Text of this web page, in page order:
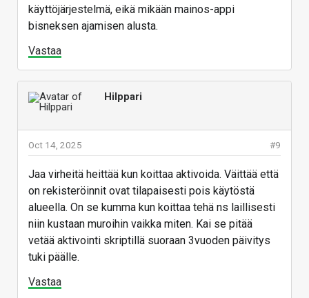
käyttöjärjestelmä, eikä mikään mainos-appi
bisneksen ajamisen alusta.
Vastaa
Hilppari
#9
Oct 14, 2025
Jaa virheitä heittää kun koittaa aktivoida. Väittää että
on rekisteröinnit ovat tilapaisesti pois käytöstä
alueella. On se kumma kun koittaa tehä ns laillisesti
niin kustaan muroihin vaikka miten. Kai se pitää
vetää aktivointi skriptillä suoraan 3vuoden päivitys
tuki päälle.
Vastaa